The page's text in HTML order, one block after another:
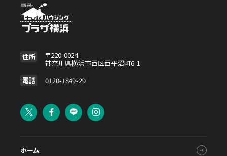
住所
〒220-0024
神奈川県横浜市西区西平沼町6-1
電話
0120-1849-29
ホーム